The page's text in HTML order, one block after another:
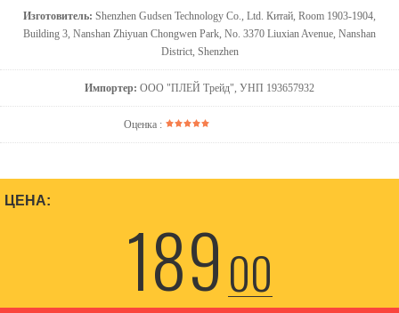
Изготовитель: Shenzhen Gudsen Technology Со., Ltd. Китай, Room 1903-1904,
Building 3, Nanshan Zhiyuan Chongwen Park, No. 3370 Liuxian Avenue, Nanshan
District, Shenzhen
Импортер: ООО "ПЛЕЙ Трейд", УНП 193657932
Оценка :
ЦЕНА:
18900